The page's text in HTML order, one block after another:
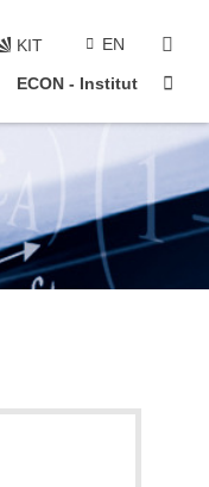
KIT EN
ECON - Institut